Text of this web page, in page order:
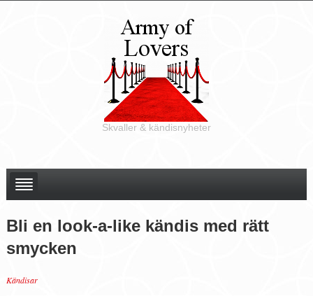
Skvaller & kändisnyheter
Bli en look-a-like kändis med rätt
smycken
Kändisar